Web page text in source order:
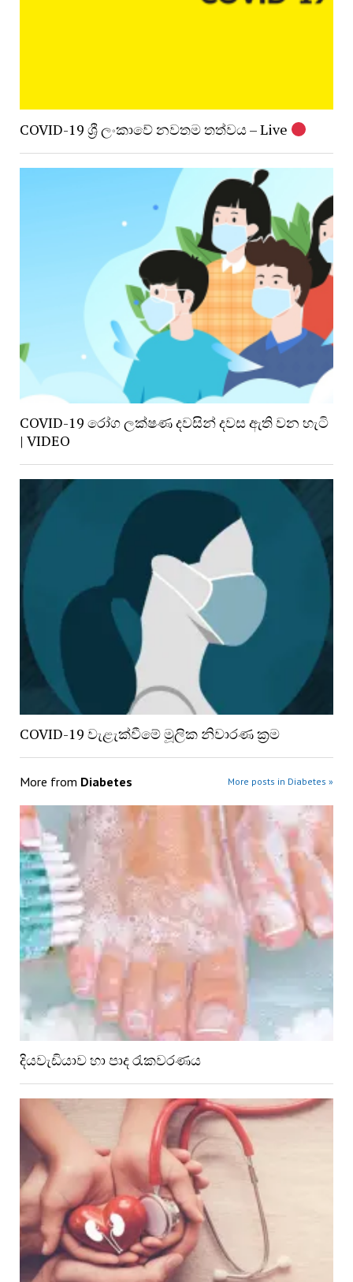
COVID-19 ශ්‍රී ලංකාවේ නවතම තත්වය – Live
COVID-19 රෝග ලක්ෂණ දවසින් දවස ඇති වන හැටි
| VIDEO
COVID-19 වැළැක්වීමේ මූලික නිවාරණ ක්‍රම
More from Diabetes More posts in Diabetes »
දියවැඩියාව හා පාද රැකවරණය